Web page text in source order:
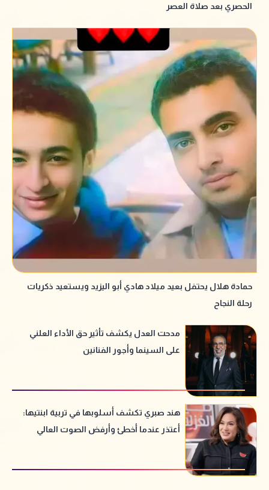
الحصري بعد صلاة العصر
حمادة هلال يحتفل بعيد ميلاد هادي أبو اليزيد ويستعيد ذكريات
رحلة النجاح
مدحت العدل يكشف تأثير حق الأداء العلني
على السينما وأجور الفنانين
هند صبري تكشف أسلوبها في تربية ابنتيها:
أعتذر عندما أخطئ وأرفض الصوت العالي